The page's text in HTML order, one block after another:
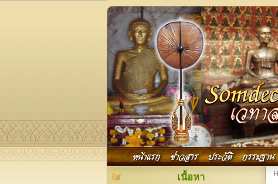
Main menu
หน้าแรก ข่าวสาร ประวัติ กรรมฐาน
เนื้อหา